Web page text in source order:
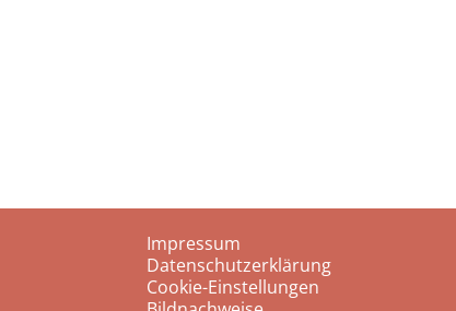
Impressum
Datenschutzerklärung
Cookie-Einstellungen